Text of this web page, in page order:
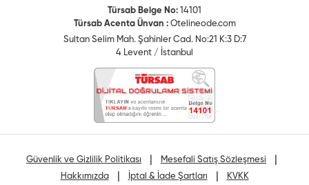
Türsab Belge No: 14101
Türsab Acenta Ünvan : Otelineode.com
Sultan Selim Mah. Şahinler Cad. No:21 K:3 D:7
4 Levent / İstanbul
Güvenlik ve Gizlilik Politikası Mesefali Satış Sözleşmesi
Hakkımızda| İptal & İade Şartları KVKK